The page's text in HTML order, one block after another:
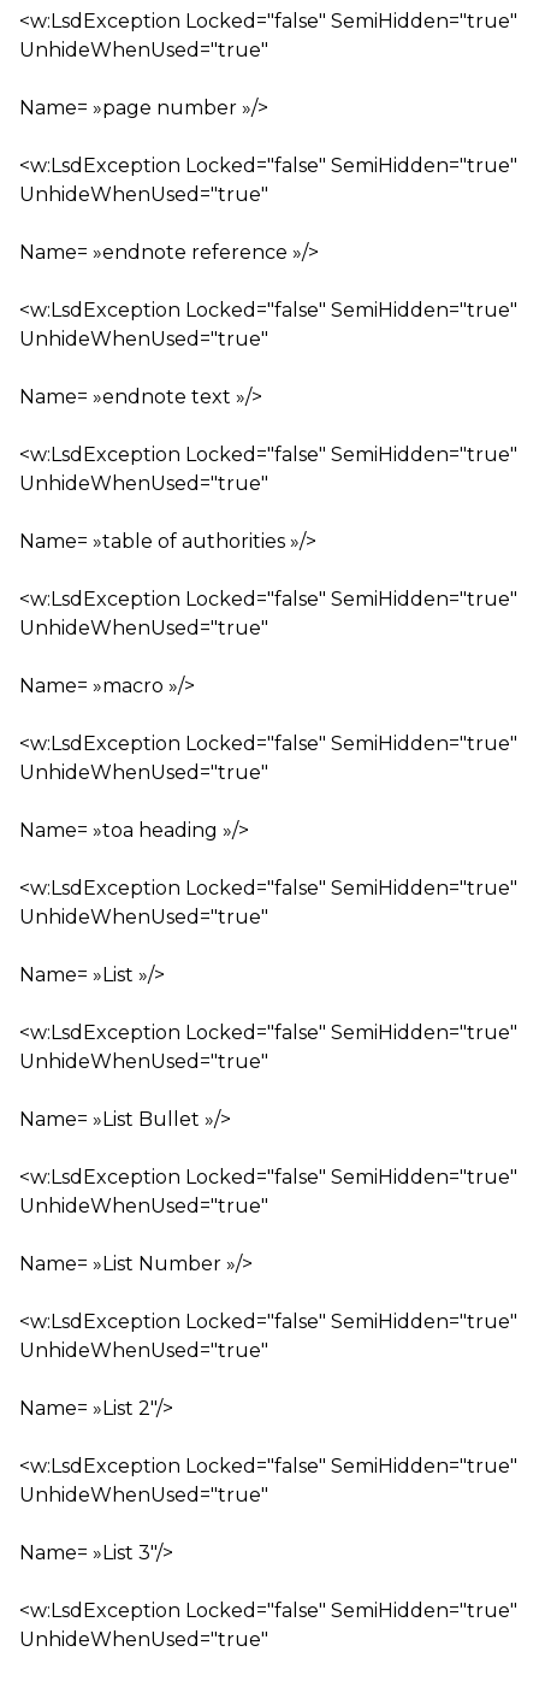
<w:LsdException Locked="false" SemiHidden="true"
UnhideWhenUsed="true"
Name= »page number »/>
<w:LsdException Locked="false" SemiHidden="true"
UnhideWhenUsed="true"
Name= »endnote reference »/>
<w:LsdException Locked="false" SemiHidden="true"
UnhideWhenUsed="true"
Name= »endnote text »/>
<w:LsdException Locked="false" SemiHidden="true"
UnhideWhenUsed="true"
Name= »table of authorities »/>
<w:LsdException Locked="false" SemiHidden="true"
UnhideWhenUsed="true"
Name= »macro »/>
<w:LsdException Locked="false" SemiHidden="true"
UnhideWhenUsed="true"
Name= »toa heading »/>
<w:LsdException Locked="false" SemiHidden="true"
UnhideWhenUsed="true"
Name= »List »/>
<w:LsdException Locked="false" SemiHidden="true"
UnhideWhenUsed="true"
Name= »List Bullet »/>
<w:LsdException Locked="false" SemiHidden="true"
UnhideWhenUsed="true"
Name= »List Number »/>
<w:LsdException Locked="false" SemiHidden="true"
UnhideWhenUsed="true"
Name= »List 2″/>
<w:LsdException Locked="false" SemiHidden="true"
UnhideWhenUsed="true"
Name= »List 3″/>
<w:LsdException Locked="false" SemiHidden="true"
UnhideWhenUsed="true"